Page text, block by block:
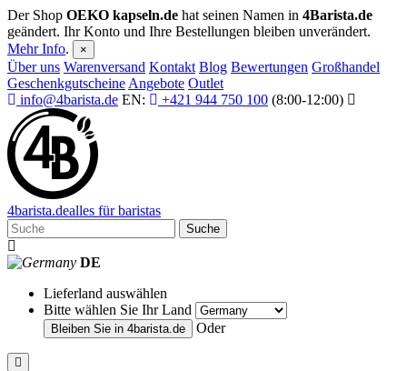
Der Shop OEKO kapseln.de hat seinen Namen in 4Barista.de
geändert. Ihr Konto und Ihre Bestellungen bleiben unverändert.
Mehr Info. ×
Über uns Warenversand Kontakt Blog Bewertungen Großhandel
Geschenkgutscheine Angebote Outlet
info@4barista.de EN: +421 944 750 100 (8:00-12:00)
4barista.dealles für baristas
Suche
DE
Lieferland auswählen
Bitte wählen Sie Ihr Land
Bleiben Sie in 4barista.de Oder